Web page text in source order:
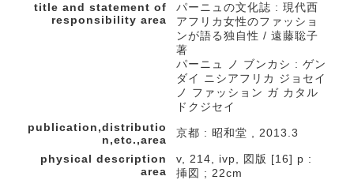
title and statement of
responsibility area
パーニュの文化誌 : 現代西
アフリカ女性のファッショ
ンが語る独自性 / 遠藤聡子
著
パーニュ ノ ブンカシ : ゲン
ダイ ニシアフリカ ジョセイ
ノ ファッション ガ カタル
ドクジセイ
publication,distributio
n,etc.,area
京都 : 昭和堂 , 2013.3
physical description
area
v, 214, ivp, 図版 [16] p :
挿図 ; 22cm